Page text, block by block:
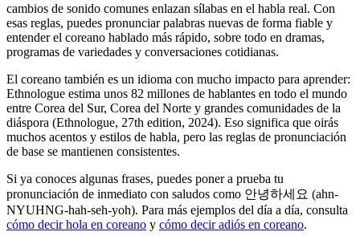
cambios de sonido comunes enlazan sílabas en el habla real. Con
esas reglas, puedes pronunciar palabras nuevas de forma fiable y
entender el coreano hablado más rápido, sobre todo en dramas,
programas de variedades y conversaciones cotidianas.
El coreano también es un idioma con mucho impacto para aprender:
Ethnologue estima unos 82 millones de hablantes en todo el mundo
entre Corea del Sur, Corea del Norte y grandes comunidades de la
diáspora (Ethnologue, 27th edition, 2024). Eso significa que oirás
muchos acentos y estilos de habla, pero las reglas de pronunciación
de base se mantienen consistentes.
Si ya conoces algunas frases, puedes poner a prueba tu
pronunciación de inmediato con saludos como 안녕하세요 (ahn-
NYUHNG-hah-seh-yoh). Para más ejemplos del día a día, consulta
cómo decir hola en coreano y cómo decir adiós en coreano.